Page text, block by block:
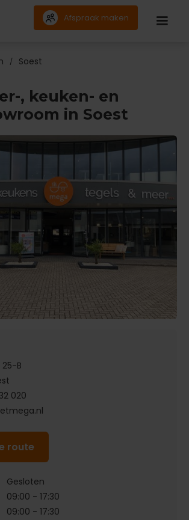
Afspraak maken
/ Soest
, keuken- en
in Soest
B
020
route
Gesloten
09:00 - 17:30
09:00 - 17:30